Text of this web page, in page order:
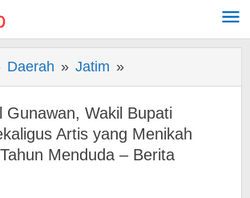
Daerah » Jatim »
Sahrul
Gunawan,
Wakil
Bupati
Gunawan, Wakil Bupati
Artis yang Menikah
Menduda – Berita